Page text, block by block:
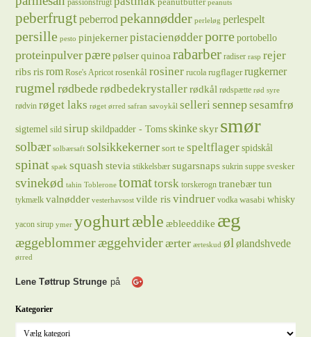
passionsfrugt peanuts
peberfrugtpeberrodpekannødder perleløg perlespelt
persille pesto pinjekerner pistacienødderporre portobello
proteinpulverpære pølser quinoa rabarber radiser rasp rejer
ribs risrom Rose's Apricot rosenkål rosiner rucola rugflager rugkerner
rugmel rødbederødbedekrystallerrødkål rødspætte rød syre
rødvin røget laks røget ørred safran savoykål sellerisennepsesamfrø
sigtemel sild sirup skildpadder - Toms skinke skyr smør
solbær solbærsaft solsikkekerner sort te speltflager spidskål
spinat spæk squash stevia stikkelsbær sugarsnaps sukrin suppe svesker
svinekød tahin Toblerone tomattorsk torskerogn tranebærtun
tykmælk valnødder vesterhavsost vilde ris vindruer vodka wasabi whisky
yacon sirup ymer yoghurtæble æbleeddike æg
æggeblommeræggehviderærter ærteskud øl ølandshvede
ørred
Lene Tøttrup Strunge på
Kategorier